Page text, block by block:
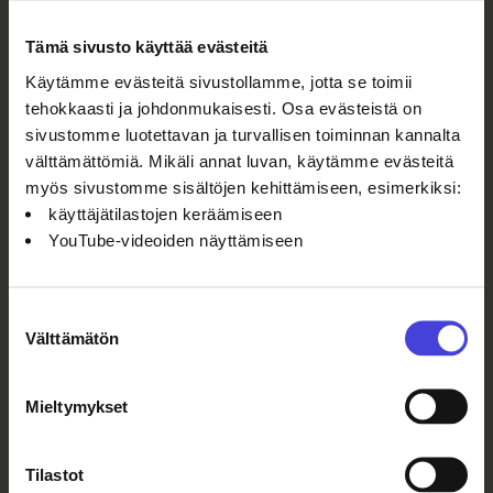
Tämä sivusto käyttää evästeitä
Käytämme evästeitä sivustollamme, jotta se toimii
tehokkaasti ja johdonmukaisesti. Osa evästeistä on
sivustomme luotettavan ja turvallisen toiminnan kannalta
välttämättömiä. Mikäli annat luvan, käytämme evästeitä
myös sivustomme sisältöjen kehittämiseen, esimerkiksi:
käyttäjätilastojen keräämiseen
YouTube-videoiden näyttämiseen
valinta
Välttämätön
Mieltymykset
Tilastot
2008. Siitä
tuli
maailmanlaajuinen
menestys, ja
konseptia on
sittemmin
sovellettu yli
40
100 % Berlin
nähtiin
Maailmalla menestynyt 100 % City
saa Suomen ensi-iltansa Oulussa
Ohjelmakumppaneilta